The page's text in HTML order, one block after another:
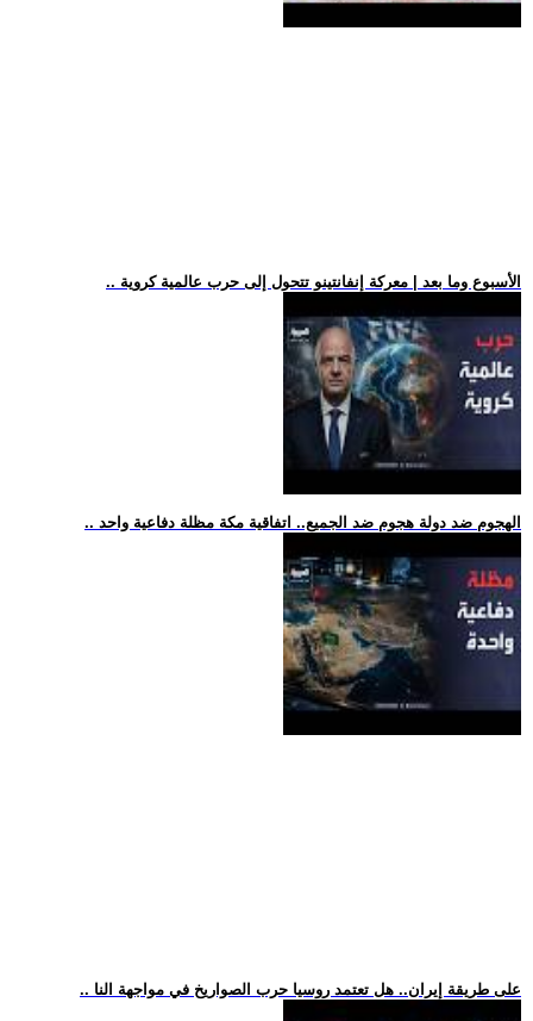
.. الأسبوع وما بعد | معركة إنفانتينو تتحول إلى حرب عالمية كروية
.. الهجوم ضد دولة هجوم ضد الجميع.. اتفاقية مكة مظلة دفاعية واحد
.. على طريقة إيران.. هل تعتمد روسيا حرب الصواريخ في مواجهة النا